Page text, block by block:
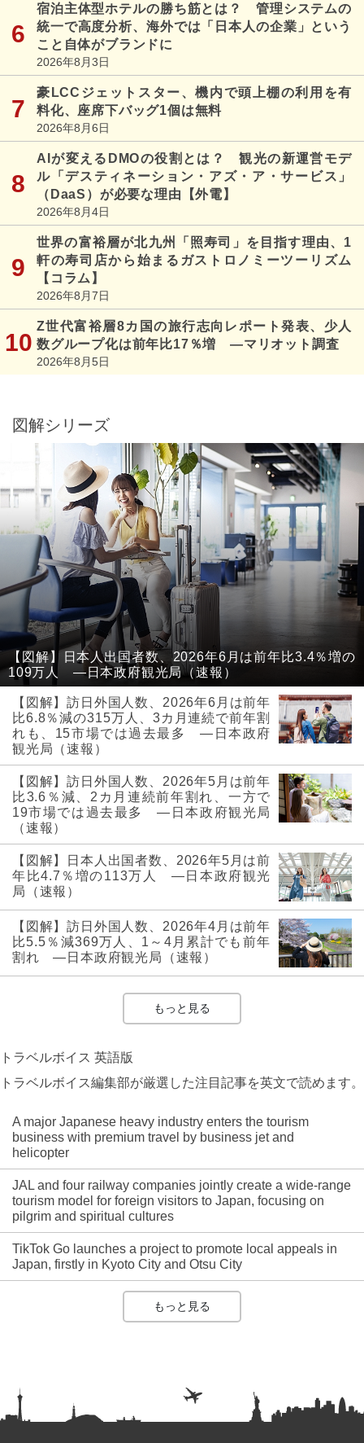
宿泊主体型ホテルの勝ち筋とは？ 管理システムの
統一で高度分析、海外では「日本人の企業」という
こと自体がブランドに
2026年8月3日
豪LCCジェットスター、機内で頭上棚の利用を有
料化、座席下バッグ1個は無料
2026年8月6日
AIが変えるDMOの役割とは？ 観光の新運営モデ
ル「デスティネーション・アズ・ア・サービス」
（DaaS）が必要な理由【外電】
2026年8月4日
世界の富裕層が北九州「照寿司」を目指す理由、1
軒の寿司店から始まるガストロノミーツーリズム
【コラム】
2026年8月7日
Z世代富裕層8カ国の旅行志向レポート発表、少人
数グループ化は前年比17％増 ―マリオット調査
2026年8月5日
図解シリーズ
【図解】日本人出国者数、2026年6月は前年比3.4％増の
109万人 ―日本政府観光局（速報）
【図解】訪日外国人数、2026年6月は前年
比6.8％減の315万人、3カ月連続で前年割
れも、15市場では過去最多 ―日本政府
観光局（速報）
【図解】訪日外国人数、2026年5月は前年
比3.6％減、2カ月連続前年割れ、一方で
19市場では過去最多 ―日本政府観光局
（速報）
【図解】日本人出国者数、2026年5月は前
年比4.7％増の113万人 ―日本政府観光
局（速報）
【図解】訪日外国人数、2026年4月は前年
比5.5％減369万人、1～4月累計でも前年
割れ ―日本政府観光局（速報）
もっと見る
トラベルボイス 英語版
トラベルボイス編集部が厳選した注目記事を英文で読めます。
A major Japanese heavy industry enters the tourism
business with premium travel by business jet and
helicopter
JAL and four railway companies jointly create a wide-range
tourism model for foreign visitors to Japan, focusing on
pilgrim and spiritual cultures
TikTok Go launches a project to promote local appeals in
Japan, firstly in Kyoto City and Otsu City
もっと見る